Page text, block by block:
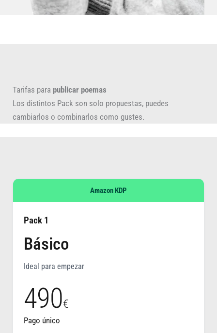
Tarifas para publicar poemas
Los distintos Pack son solo propuestas, puedes
cambiarlos o combinarlos como gustes.
Amazon KDP
Pack 1
Básico
Ideal para empezar
490€
Pago único